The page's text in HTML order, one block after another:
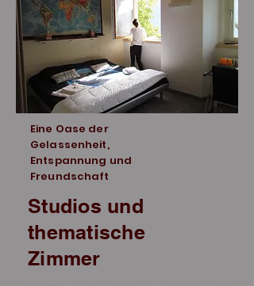
Eine Oase der
Gelassenheit,
Entspannung und
Freundschaft
Studios und
thematische
Zimmer